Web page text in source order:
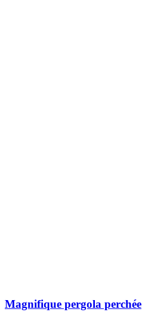
Magnifique pergola perchée